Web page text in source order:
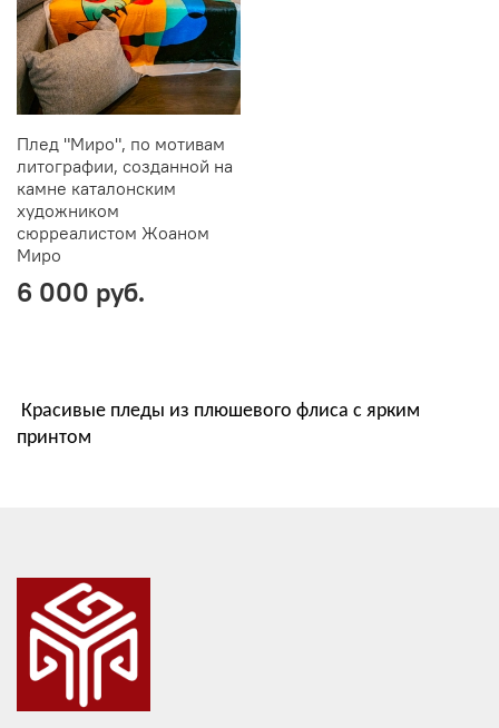
Плед "Миро", по мотивам
литографии, созданной на
камне каталонским
художником
сюрреалистом Жоаном
Миро
6 000 руб.
Красивые пледы из плюшевого флиса с ярким
принтом